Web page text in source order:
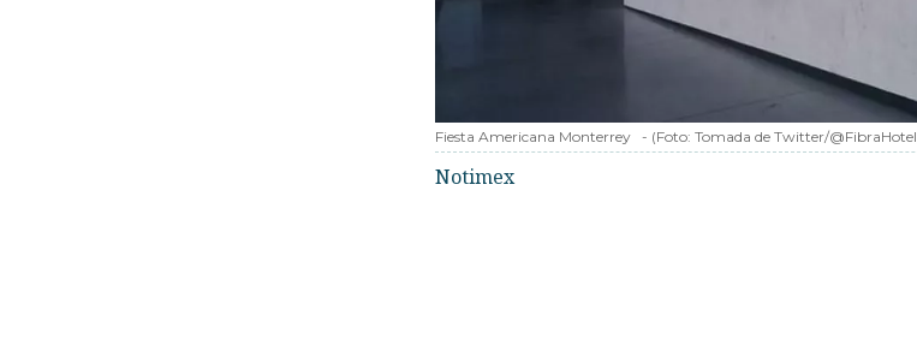
Fiesta Americana Monterrey - (Foto: Tomada de Twitter/@FibraHotel
Notimex